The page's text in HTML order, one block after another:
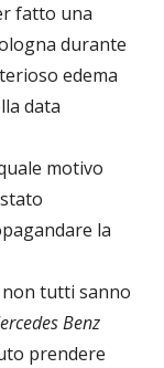
fatto una
durante
edema
data
motivo
stato
la
tutti sanno
Benz
prendere